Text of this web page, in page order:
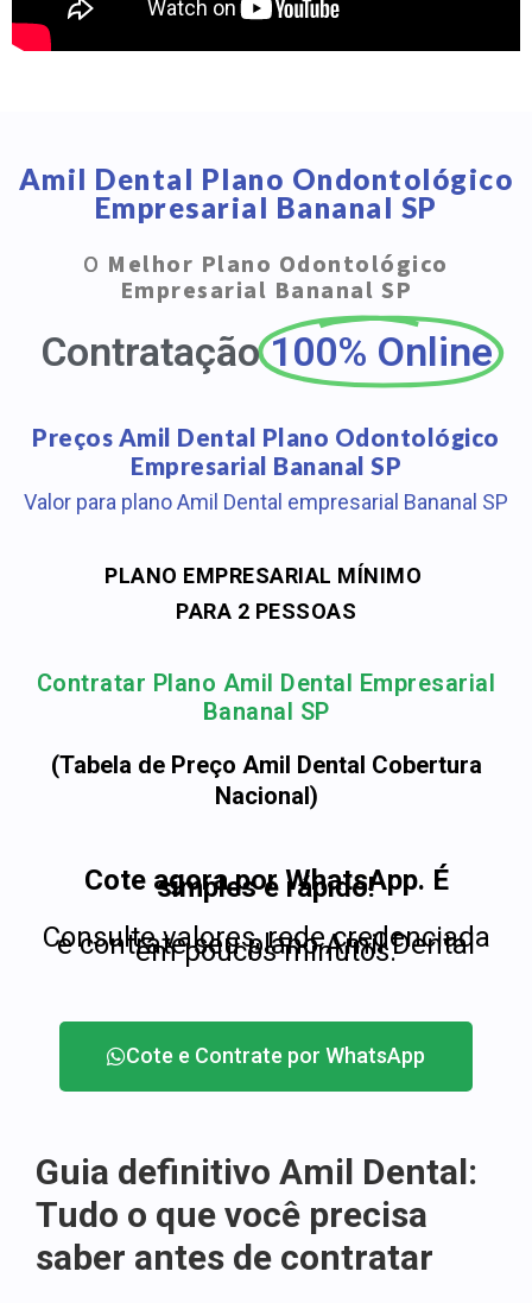
Amil Dental Plano Ondontológico
Empresarial Bananal SP
O Melhor Plano Odontológico
Empresarial Bananal SP
Contratação 100% Online
Preços Amil Dental Plano Odontológico
Empresarial Bananal SP
Valor para plano Amil Dental empresarial Bananal SP
PLANO EMPRESARIAL MÍNIMO
PARA 2 PESSOAS
Contratar Plano Amil Dental Empresarial
Bananal SP
(Tabela de Preço Amil Dental Cobertura
Nacional)
Cote agora por WhatsApp. É
simples e rápido!
Consulte valores, rede credenciada
e contrate seu plano Amil Dental
em poucos minutos.
Cote e Contrate por WhatsApp
Guia definitivo Amil Dental:
Tudo o que você precisa
saber antes de contratar